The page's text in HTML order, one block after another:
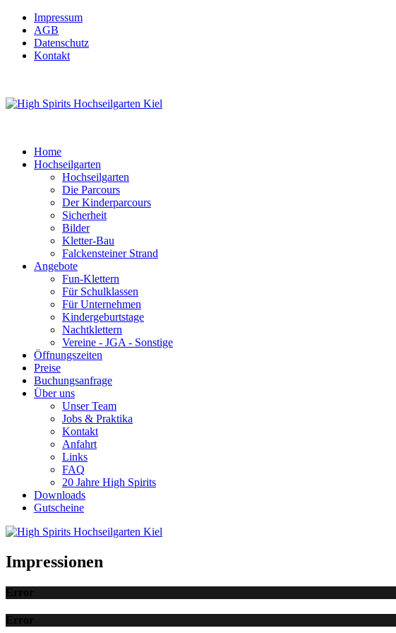
Impressum
AGB
Datenschutz
Kontakt
Home
Hochseilgarten
Hochseilgarten
Die Parcours
Der Kinderparcours
Sicherheit
Bilder
Kletter-Bau
Falckensteiner Strand
Angebote
Fun-Klettern
Für Schulklassen
Für Unternehmen
Kindergeburtstage
Nachtklettern
Vereine - JGA - Sonstige
Öffnungszeiten
Preise
Buchungsanfrage
Über uns
Unser Team
Jobs & Praktika
Kontakt
Anfahrt
Links
FAQ
20 Jahre High Spirits
Downloads
Gutscheine
Impressionen
Error
Error